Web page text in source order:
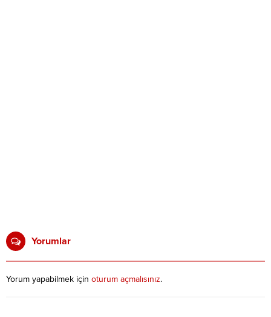
Yorumlar
Yorum yapabilmek için oturum açmalısınız.